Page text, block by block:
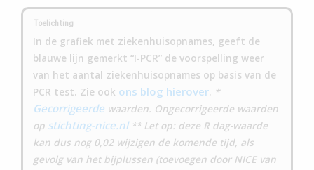
Toelichting
In de grafiek met ziekenhuisopnames, geeft de
blauwe lijn gemerkt “I-PCR” de voorspelling weer
van het aantal ziekenhuisopnames op basis van de
PCR test. Zie ook ons blog hierover. *
Gecorrigeerde waarden. Ongecorrigeerde waarden
op stichting-nice.nl** Let op: deze R dag-waarde
kan dus nog 0,02 wijzigen de komende tijd, als
gevolg van het bijplussen (toevoegen door NICE van